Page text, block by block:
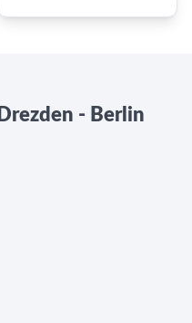
Drezden - Berlin